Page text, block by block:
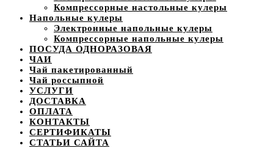
Компрессорные настольные кулеры
Напольные кулеры
Электронные напольные кулеры
Компрессорные напольные кулеры
ПОСУДА ОДНОРАЗОВАЯ
ЧАИ
Чай пакетированный
Чай россыпной
УСЛУГИ
ДОСТАВКА
ОПЛАТА
КОНТАКТЫ
СЕРТИФИКАТЫ
СТАТЬИ САЙТА